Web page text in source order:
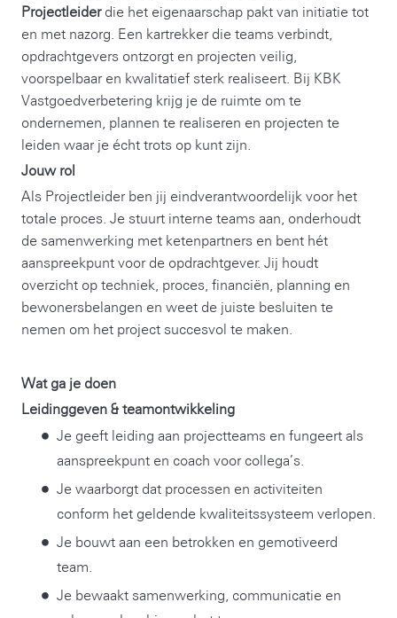
Projectleiderdie het eigenaarschap pakt van initiatie tot
en met nazorg. Een kartrekker die teams verbindt,
opdrachtgevers ontzorgt en projecten veilig,
voorspelbaar en kwalitatief sterk realiseert. Bij KBK
Vastgoedverbetering krijg je de ruimte om te
ondernemen, plannen te realiseren en projecten te
leiden waar je écht trots op kunt zijn.
Jouw rol
Als Projectleider ben jij eindverantwoordelijk voor het
totale proces. Je stuurt interne teams aan, onderhoudt
de samenwerking met ketenpartners en bent hét
aanspreekpunt voor de opdrachtgever. Jij houdt
overzicht op techniek, proces, financiën, planning en
bewonersbelangen en weet de juiste besluiten te
nemen om het project succesvol te maken.
Wat ga je doen
Leidinggeven & teamontwikkeling
Je geeft leiding aan projectteams en fungeert als
aanspreekpunt en coach voor collega’s.
Je waarborgt dat processen en activiteiten
conform het geldende kwaliteitssysteem verlopen.
Je bouwt aan een betrokken en gemotiveerd
team.
Je bewaakt samenwerking, communicatie en